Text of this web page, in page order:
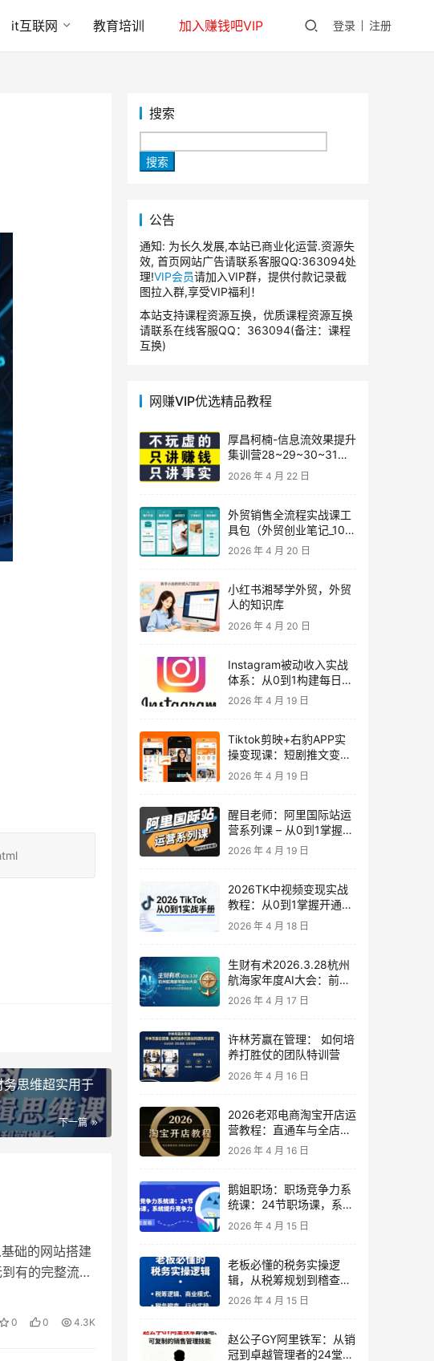
it互联网 教育培训 加入赚钱吧VIP 登录 注册
思维超实用于
下一篇
础的网站搭建
有的完整流
0 0 4.3K
搜索
搜索
公告
通知: 为长久发展,本站已商业化运营.资源失
效, 首页网站广告请联系客服QQ:363094处
理!VIP会员请加入VIP群，提供付款记录截
图拉入群,享受VIP福利！
本站支持课程资源互换，优质课程资源互换
请联系在线客服QQ：363094(备注：课程
互换)
网赚VIP优选精品教程
厚昌柯楠-信息流效果提升
集训营28~29~30~31
期，智能投放·巨量AD/百
度优化·AI提效指南
2026 年 4 月 22 日
外贸销售全流程实战课工
具包（外贸创业笔记_10年
外贸经验）
2026 年 4 月 20 日
小红书湘琴学外贸，外贸
人的知识库
2026 年 4 月 20 日
Instagram被动收入实战
体系：从0到1构建每日盈
利的自动销售漏斗
2026 年 4 月 19 日
Tiktok剪映+右豹APP实
操变现课：短剧推文变现
全教程来了！
2026 年 4 月 19 日
醒目老师：阿里国际站运
营系列课 – 从0到1掌握平
台运营核心技巧
2026 年 4 月 19 日
2026TK中视频变现实战
教程：从0到1掌握开通、
养号、剪辑到变现，新手
副业首选
2026 年 4 月 18 日
生财有术2026.3.28杭州
航海家年度AI大会：前沿
趋势×落地案例×技能图谱
2026 年 4 月 17 日
许林芳赢在管理： 如何培
养打胜仗的团队特训营
2026 年 4 月 16 日
2026老邓电商淘宝开店运
营教程：直通车与全店推
广系统课
2026 年 4 月 16 日
鹅姐职场：职场竞争力系
统课：24节职场课，系统
提升竞争力
2026 年 4 月 15 日
老板必懂的税务实操逻
辑，从税筹规划到稽查应
对，为企业稳健增长保驾
2026 年 4 月 15 日
赵公子GY阿里铁军：从销
冠到卓越管理者的24堂实